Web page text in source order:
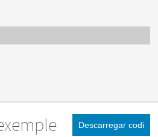
Descarregar codi